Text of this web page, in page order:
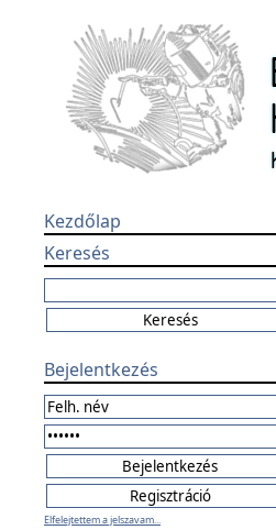
Kezdőlap
Keresés
Bejelentkezés
Elfelejtettem a jelszavam...